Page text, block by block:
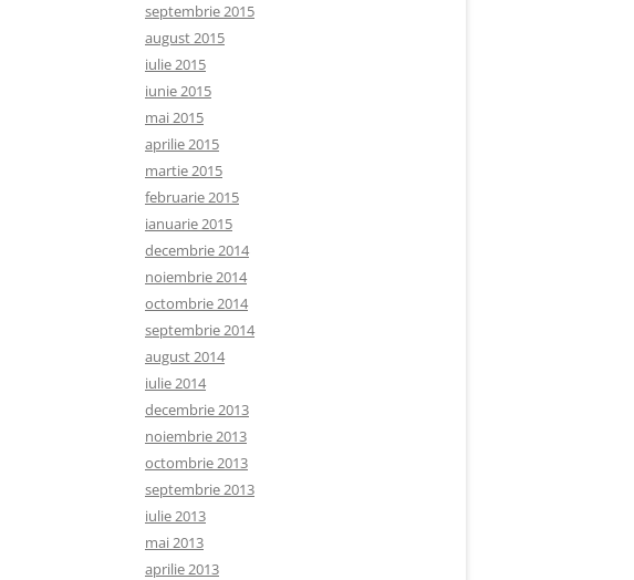
septembrie 2015
august 2015
iulie 2015
iunie 2015
mai 2015
aprilie 2015
martie 2015
februarie 2015
ianuarie 2015
decembrie 2014
noiembrie 2014
octombrie 2014
septembrie 2014
august 2014
iulie 2014
decembrie 2013
noiembrie 2013
octombrie 2013
septembrie 2013
iulie 2013
mai 2013
aprilie 2013